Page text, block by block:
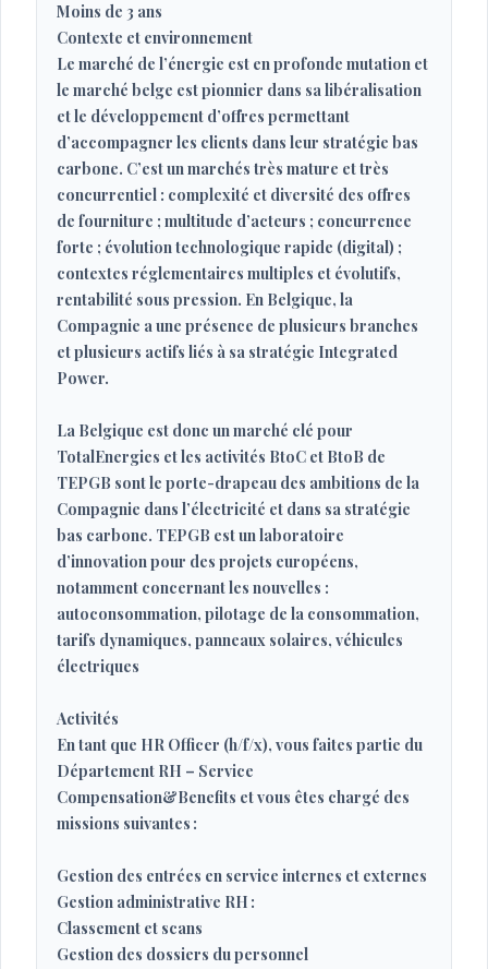
Moins de 3 ans
Contexte et environnement
Le marché de l’énergie est en profonde mutation et
le marché belge est pionnier dans sa libéralisation
et le développement d’offres permettant
d’accompagner les clients dans leur stratégie bas
carbone. C’est un marchés très mature et très
concurrentiel : complexité et diversité des offres
de fourniture ; multitude d’acteurs ; concurrence
forte ; évolution technologique rapide (digital) ;
contextes réglementaires multiples et évolutifs,
rentabilité sous pression. En Belgique, la
Compagnie a une présence de plusieurs branches
et plusieurs actifs liés à sa stratégie Integrated
Power.
La Belgique est donc un marché clé pour
TotalEnergies et les activités BtoC et BtoB de
TEPGB sont le porte-drapeau des ambitions de la
Compagnie dans l’électricité et dans sa stratégie
bas carbone. TEPGB est un laboratoire
d’innovation pour des projets européens,
notamment concernant les nouvelles :
autoconsommation, pilotage de la consommation,
tarifs dynamiques, panneaux solaires, véhicules
électriques
Activités
En tant que HR Officer (h/f/x), vous faites partie du
Département RH – Service
Compensation&Benefits et vous êtes chargé des
missions suivantes :
Gestion des entrées en service internes et externes
Gestion administrative RH :
Classement et scans
Gestion des dossiers du personnel